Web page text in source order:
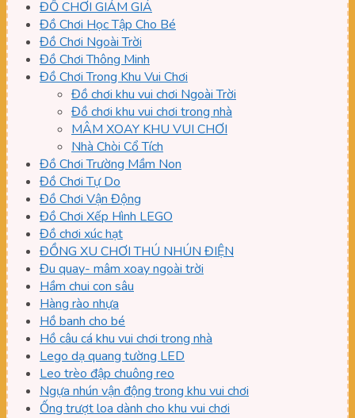
ĐỒ CHƠI GIẢM GIÁ
Đồ Chơi Học Tập Cho Bé
Đồ Chơi Ngoài Trời
Đồ Chơi Thông Minh
Đồ Chơi Trong Khu Vui Chơi
Đồ chơi khu vui chơi Ngoài Trời
Đồ chơi khu vui chơi trong nhà
MÂM XOAY KHU VUI CHƠI
Nhà Chòi Cổ Tích
Đồ Chơi Trường Mầm Non
Đồ Chơi Tự Do
Đồ Chơi Vận Động
Đồ Chơi Xếp Hình LEGO
Đồ chơi xúc hạt
ĐỒNG XU CHƠI THÚ NHÚN ĐIỆN
Đu quay- mâm xoay ngoài trời
Hầm chui con sâu
Hàng rào nhựa
Hồ banh cho bé
Hồ câu cá khu vui chơi trong nhà
Lego dạ quang tường LED
Leo trèo đập chuông reo
Ngựa nhún vận động trong khu vui chơi
Ống trượt loa dành cho khu vui chơi